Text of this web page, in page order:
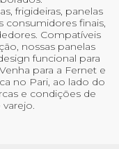
frigideiras, panelas
consumidores finais,
Compatíveis
nossas panelas
funcional para
para a Fernet e
no Pari, ao lado do
e condições de